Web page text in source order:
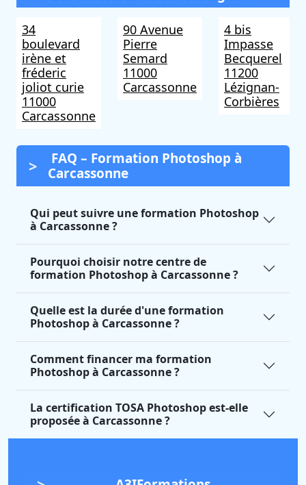
34
boulevard
irène et
fréderic
joliot curie
11000
Carcassonne
90 Avenue
Pierre
Semard
11000
Carcassonne
4 bis
Impasse
Becquerel
11200
Lézignan-
Corbières
FAQ – Formation Photoshop à
Carcassonne
Qui peut suivre une formation Photoshop
à Carcassonne ?
Pourquoi choisir notre centre de
formation Photoshop à Carcassonne ?
Quelle est la durée d'une formation
Photoshop à Carcassonne ?
Comment financer ma formation
Photoshop à Carcassonne ?
La certification TOSA Photoshop est-elle
proposée à Carcassonne ?